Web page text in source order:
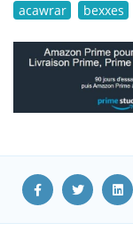
acawrar
bexxes